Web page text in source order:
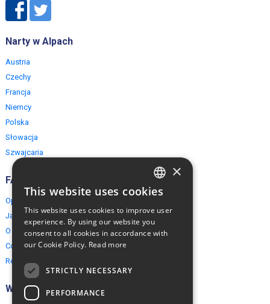
Narty w Alpach
Austria
Czechy
Francja
Niemcy
Polska
Słowacja
Szwajcaria
FAQ
Opinie naszych klientów
Jak rezerwować?
O EuropeMountains.com
Cookies, Prywatność, Bezpieczeństwo
Regulamin
Współpraca
ENGLISH
×
This website uses cookies
This website uses cookies to improve user
experience. By using our website you
consent to all cookies in accordance with
our Cookie Policy. Read more
STRICTLY NECESSARY
PERFORMANCE